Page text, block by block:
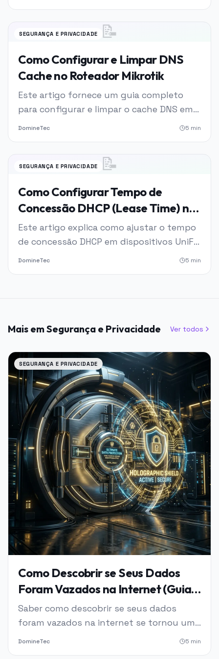
📝
SEGURANÇA E PRIVACIDADE
Como Configurar e Limpar DNS
Cache no Roteador Mikrotik
Este artigo fornece um guia completo
para configurar e limpar o cache DNS em
roteadores Mikrotik.
DomineTec 5 min
📝
SEGURANÇA E PRIVACIDADE
Como Configurar Tempo de
Concessão DHCP (Lease Time) na
UniFi
Este artigo explica como ajustar o tempo
de concessão DHCP em dispositivos UniFi,
garantindo uma gestão eficiente de
DomineTec 5 min
Mais em Segurança e Privacidade Ver todos
SEGURANÇA E PRIVACIDADE
Como Descobrir se Seus Dados
Foram Vazados na Internet (Guia
Completo 2026)
Saber como descobrir se seus dados
foram vazados na internet se tornou uma
necessidade urgente em 2026.
DomineTec 5 min